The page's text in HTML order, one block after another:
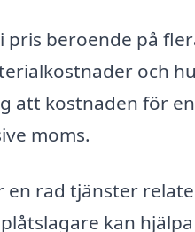
beroende på
och
att kostnaden för
moms.
rad tjänster
kan